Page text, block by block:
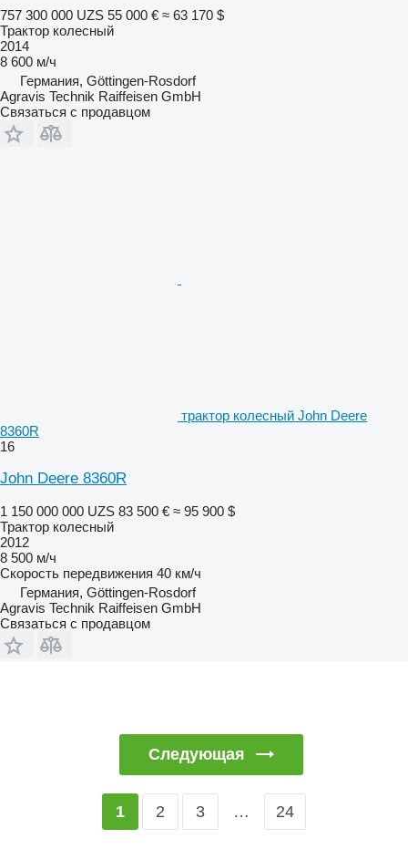
757 300 000 UZS 55 000 € ≈ 63 170 $
Трактор колесный
2014
8 600 м/ч
Германия, Göttingen-Rosdorf
Agravis Technik Raiffeisen GmbH
Связаться с продавцом
трактор колесный John Deere
8360R
16
John Deere 8360R
1 150 000 000 UZS 83 500 € ≈ 95 900 $
Трактор колесный
2012
8 500 м/ч
Скорость передвижения 40 км/ч
Германия, Göttingen-Rosdorf
Agravis Technik Raiffeisen GmbH
Связаться с продавцом
Следующая
1 2 3 … 24